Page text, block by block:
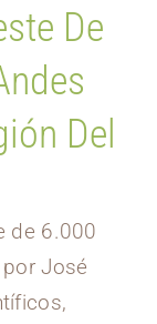
De
Del
de 6.000
José